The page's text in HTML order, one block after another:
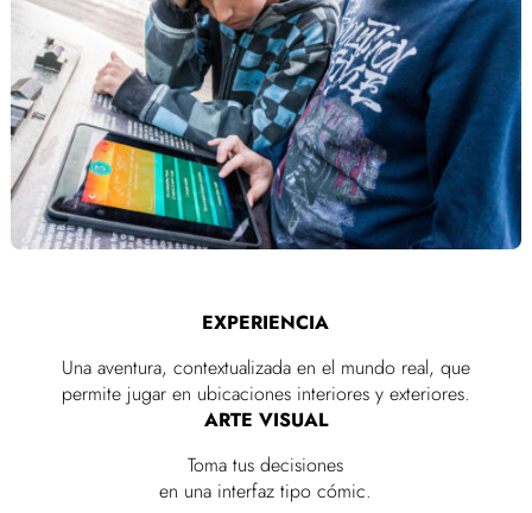
EXPERIENCIA
Una aventura, contextualizada en el mundo real, que
permite jugar en ubicaciones interiores y exteriores.
ARTE VISUAL
Toma tus decisiones
en una interfaz tipo cómic.